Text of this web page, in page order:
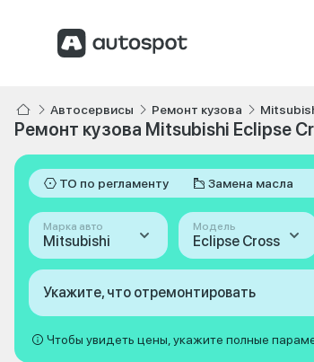
Автосервисы Ремонт кузова
Ремонт кузова Mitsubishi Eclipse
ТО по регламенту Замена масла
Марка авто
Mitsubishi
Модель
Eclipse Cross
Укажите, что отремонтировать
Чтобы увидеть цены, укажите полные